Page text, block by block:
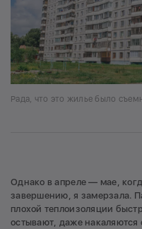
Рада, что это жилье было
Однако в апреле — мае,
завершению, я замерзала.
плохой теплоизоляции
остывают, даже накаляются